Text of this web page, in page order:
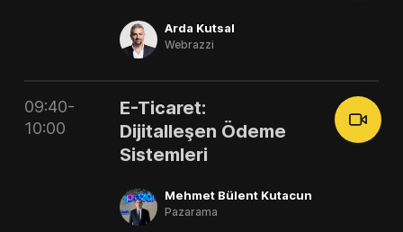
Arda Kutsal
Webrazzi
09:40-
10:00
E-Ticaret:
Dijitalleşen Ödeme
Sistemleri
Mehmet Bülent Kutacun
Pazarama